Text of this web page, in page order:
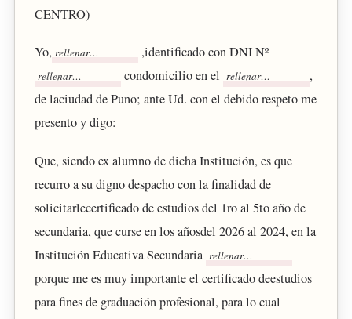
CENTRO)
Yo,
,identificado con DNI Nº
condomicilio en el
,
de laciudad de Puno; ante Ud. con el debido respeto me
presento y digo:
Que, siendo ex alumno de dicha Institución, es que
recurro a su digno despacho con la finalidad de
solicitarlecertificado de estudios del 1ro al 5to año de
secundaria, que curse en los añosdel 2026 al 2024, en la
Institución Educativa Secundaria
porque me es muy importante el certificado deestudios
para fines de graduación profesional, para lo cual